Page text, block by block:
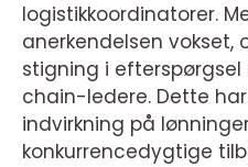
logistikkoordinatorer.
anerkendelsen vokset,
stigning i
chain-ledere. Dette
indvirkning på
konkurrencedygtige